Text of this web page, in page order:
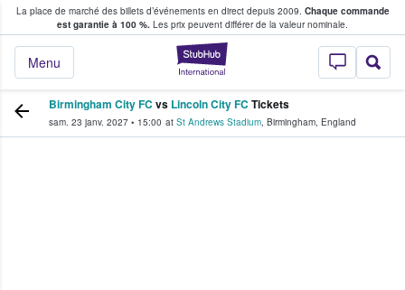
La place de marché des billets d’événements en direct depuis 2009. Chaque commande
est garantie à 100 %. Les prix peuvent différer de la valeur nominale.
StubHub - Où
Menu
fans achètent et vendent des billets
Birmingham City FC vs Lincoln City FC Tickets
sam. 23 janv. 2027 • 15:00 at St Andrews Stadium, Birmingham, England